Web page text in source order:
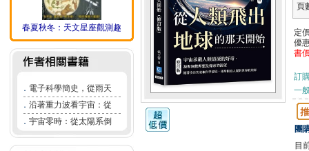
春夏秋冬：天文星座觀測趣
． 電子科學簡史，從雨天
． 沿著重力波看宇宙：從
． 宇宙零時：從太陽系倒
頁
定
優
書
訂
一
團
目